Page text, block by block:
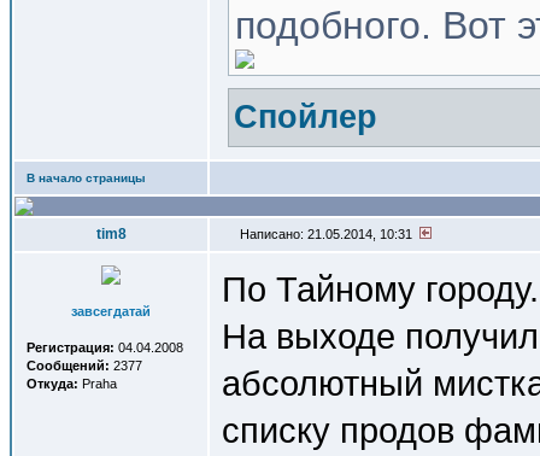
подобного. Вот
Спойлер
В начало страницы
tim8 Написано: 21.05.2014, 10:31
завсегдатай
Регистрация: 04.04.2008
Сообщений: 2377
Откуда: Praha
По Тайному городу.
На выходе
абсолютный
списку продов